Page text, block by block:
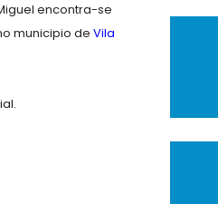
encontra-se
municipio de Vila